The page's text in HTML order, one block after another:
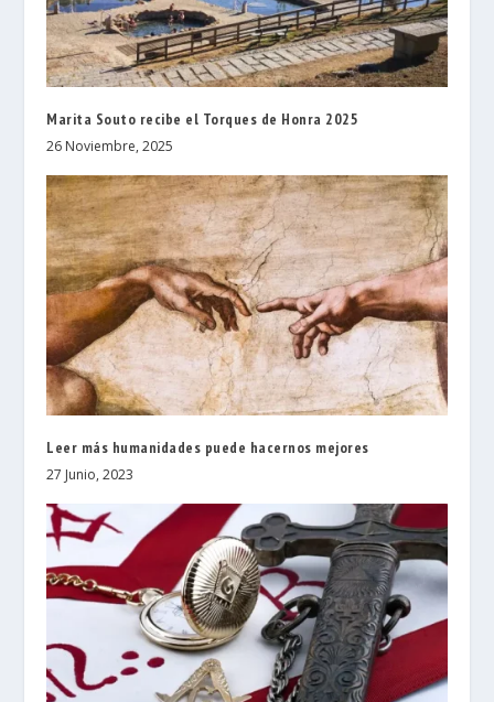
Marita Souto recibe el Torques de Honra 2025
26 Noviembre, 2025
Leer más humanidades puede hacernos mejores
27 Junio, 2023